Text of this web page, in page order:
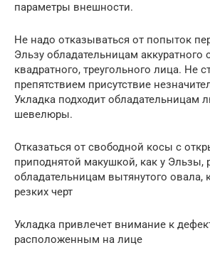
параметры внешности.
Не надо отказываться от попыток
Эльзу обладательницам аккуратного
квадратного, треугольного лица. Не
препятствием присутствие
Укладка подходит обладательницам
шевелюры.
Отказаться от свободной косы с
приподнятой макушкой, как у Эльзы,
обладательницам вытянутого овала,
резких черт
Укладка привлечет внимание к
расположенным на лице